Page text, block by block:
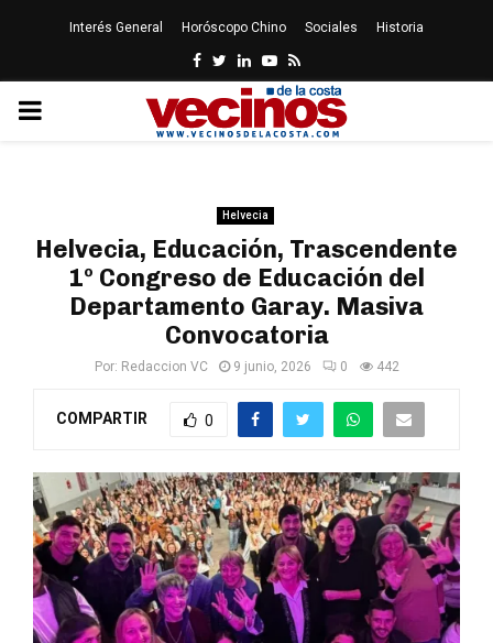
Interés General Horóscopo Chino Sociales Historia
Facebook
Twitter
LinkedinYoutube
Rss
PRIMARY
Helvecia
Helvecia, Educación, Trascendente
1º Congreso de Educación del
Departamento Garay. Masiva
Convocatoria
Por: Redaccion VC 9 junio, 2026 0 442
COMPARTIR 0